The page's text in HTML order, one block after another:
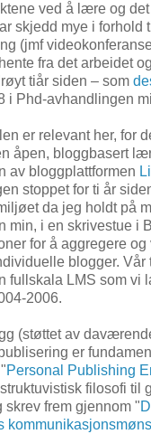
ved å lære og
skjedd mye i forhold
(jmf
fra det arbeidet
tiår siden – som
i Phd-avhandlingen
er relevant her, for
åpen, bloggbasert
av bloggplattformen
stoppet for ti år
da jeg holdt på
min, i en skrivestue i
for å aggregere
blogger. Vår
fullskala LMS som vi
2006.
(støttet av
er
Personal Publishing
filosofi til
skrev frem gjennom "